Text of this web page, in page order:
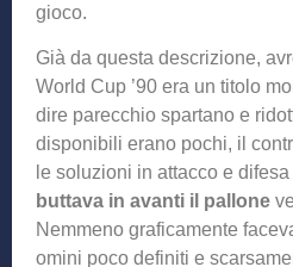
gioco.
Già da questa descrizione,
World Cup ’90 era un titolo
dire parecchio spartano e
disponibili erano pochi, il
le soluzioni in attacco e
buttava in avanti il pallone
Nemmeno graficamente
omini poco definiti e